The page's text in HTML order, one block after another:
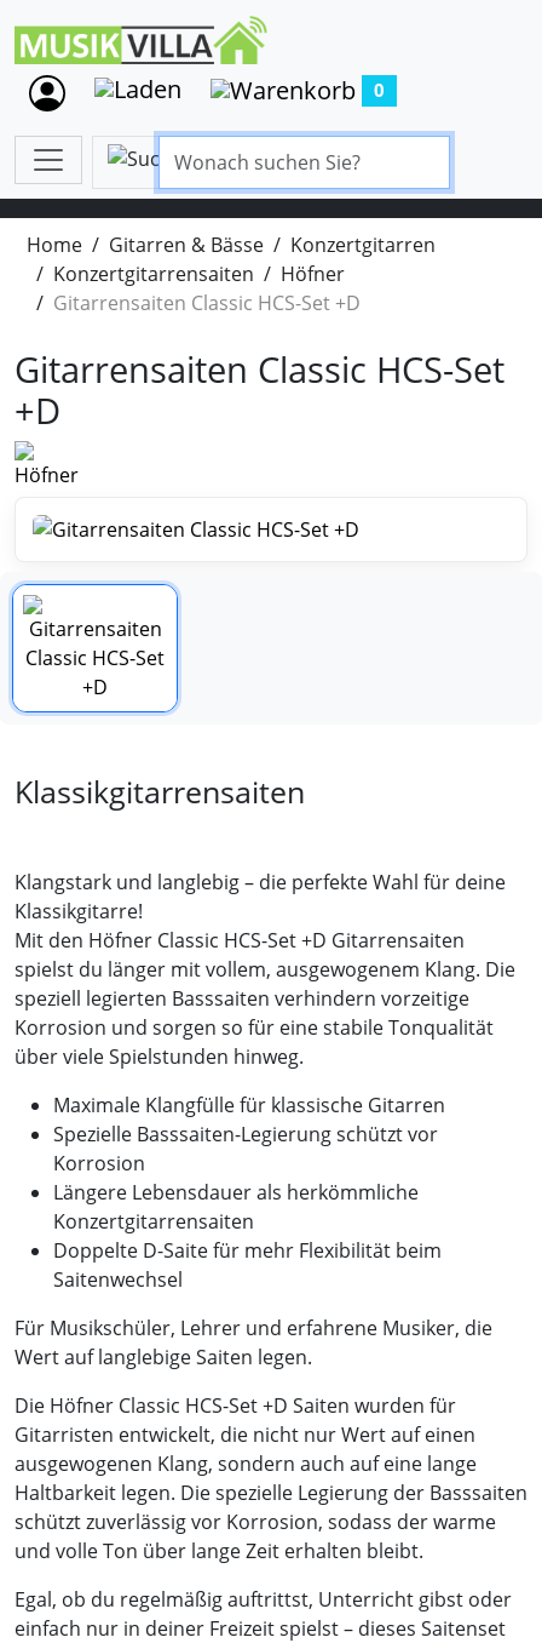
0
Home Gitarren & Bässe
Konzertgitarren
Konzertgitarrensaiten
Höfner
Gitarrensaiten Classic HCS-Set +D
Gitarrensaiten Classic HCS-Set
+D
Klassikgitarrensaiten
Klangstark und langlebig – die perfekte Wahl für deine
Klassikgitarre!
Mit den Höfner Classic HCS-Set +D Gitarrensaiten
spielst du länger mit vollem, ausgewogenem Klang. Die
speziell legierten Basssaiten verhindern vorzeitige
Korrosion und sorgen so für eine stabile Tonqualität
über viele Spielstunden hinweg.
Maximale Klangfülle für klassische Gitarren
Spezielle Basssaiten-Legierung schützt vor
Korrosion
Längere Lebensdauer als herkömmliche
Konzertgitarrensaiten
Doppelte D-Saite für mehr Flexibilität beim
Saitenwechsel
Für Musikschüler, Lehrer und erfahrene Musiker, die
Wert auf langlebige Saiten legen.
Die Höfner Classic HCS-Set +D Saiten wurden für
Gitarristen entwickelt, die nicht nur Wert auf einen
ausgewogenen Klang, sondern auch auf eine lange
Haltbarkeit legen. Die spezielle Legierung der Basssaiten
schützt zuverlässig vor Korrosion, sodass der warme
und volle Ton über lange Zeit erhalten bleibt.
Egal, ob du regelmäßig auftrittst, Unterricht gibst oder
einfach nur in deiner Freizeit spielst – dieses Saitenset